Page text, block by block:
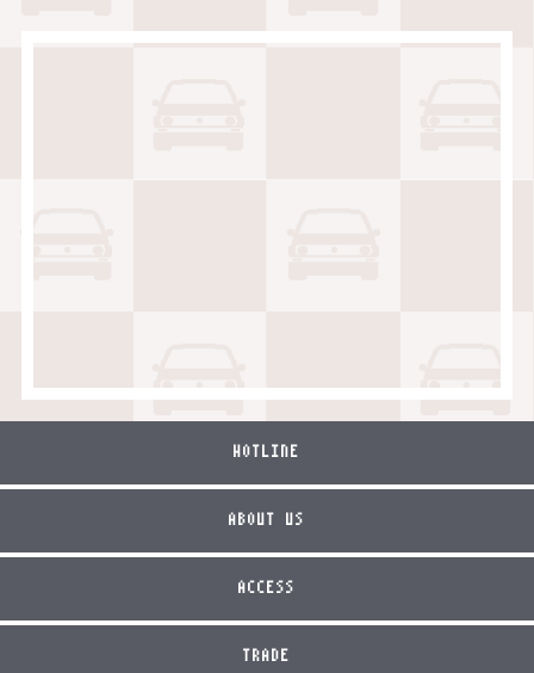
HOTLINE
ABOUT US
ACCESS
TRADE